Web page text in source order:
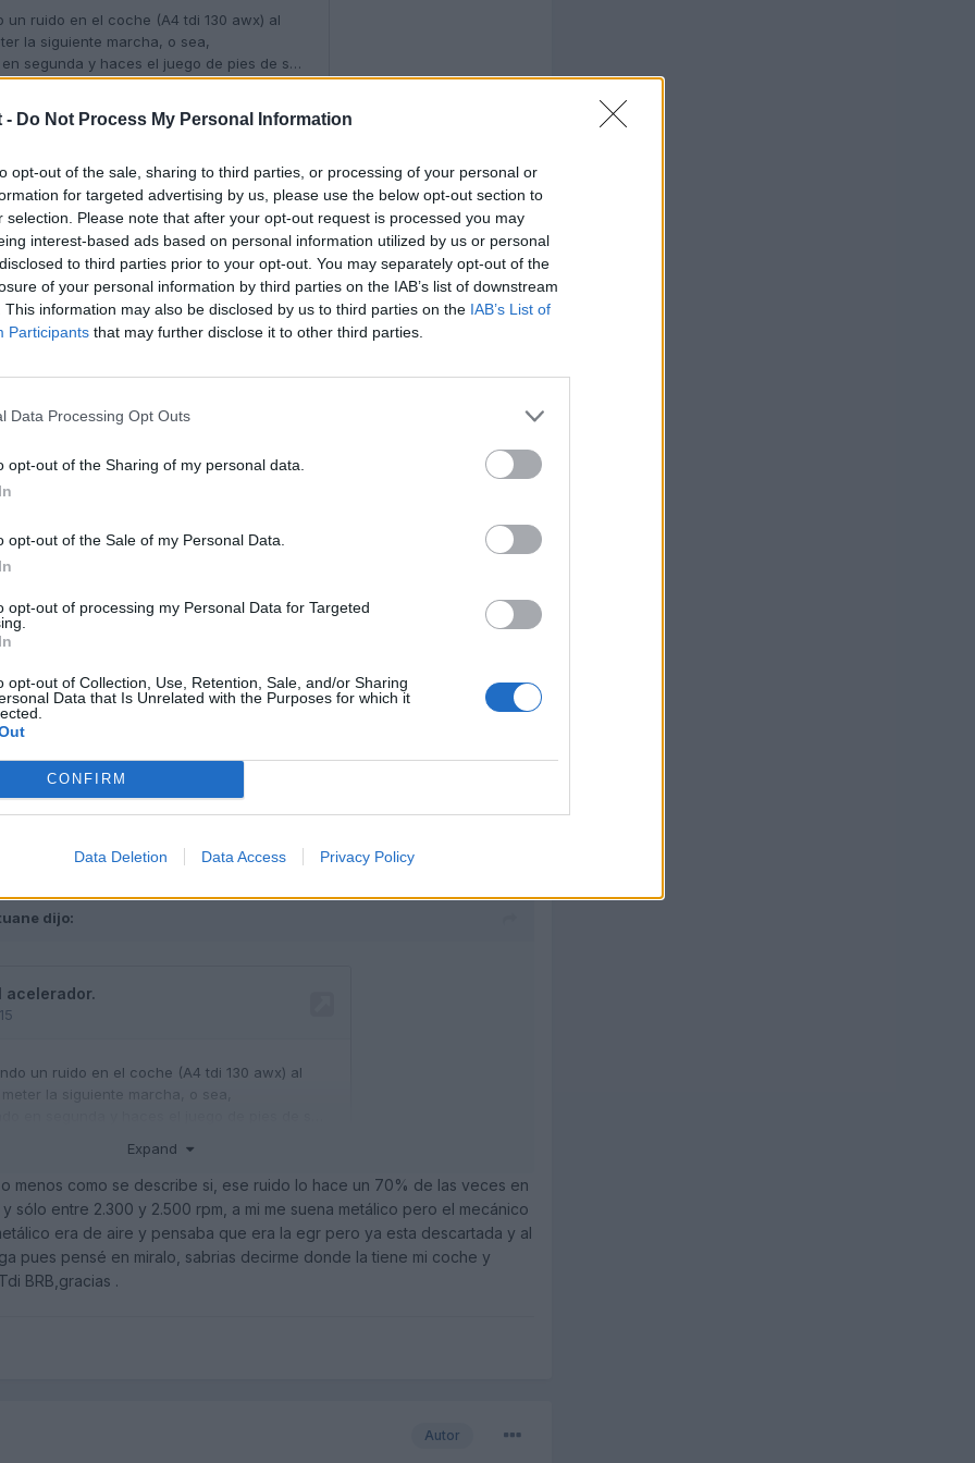
- Do Not Process My Personal Information
opt-out of the sale, sharing to third parties, or processing of your personal or
for targeted advertising by us, please use the below opt-out section to
selection. Please note that after your opt-out request is processed you may
interest-based ads based on personal information utilized by us or personal
to third parties prior to your opt-out. You may separately opt-out of the
of your personal information by third parties on the IAB’s list of downstream
This information may also be disclosed by us to third parties on the IAB’s List of
Participants that may further disclose it to other third parties.
Data Processing Opt Outs
opt-out of the Sharing of my personal data.
opt-out of the Sale of my Personal Data.
opt-out of processing my Personal Data for Targeted
opt-out of Collection, Use, Retention, Sale, and/or Sharing
Data that Is Unrelated with the Purposes for which it
CONFIRM
Data Deletion Data Access Privacy Policy
y no hay avería, pero lo sigue haciendo
tuane
lo mismo aunque actúan sobre lo mismo (el turbo)
wiki/Válvula_de_descarga
Recirculación_de_gases_de_escape
dijo:
Expand
menos como se describe si, ese ruido lo hace un 70% de las veces en
sólo entre 2.300 y 2.500 rpm, a mi me suena metálico pero el mecánico
era de aire y pensaba que era la egr pero ya esta descartada y al
pues pensé en miralo, sabrias decirme donde la tiene mi coche y
BRB,gracias .
Autor